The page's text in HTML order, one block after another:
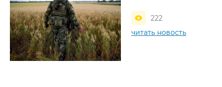
222
читать новость